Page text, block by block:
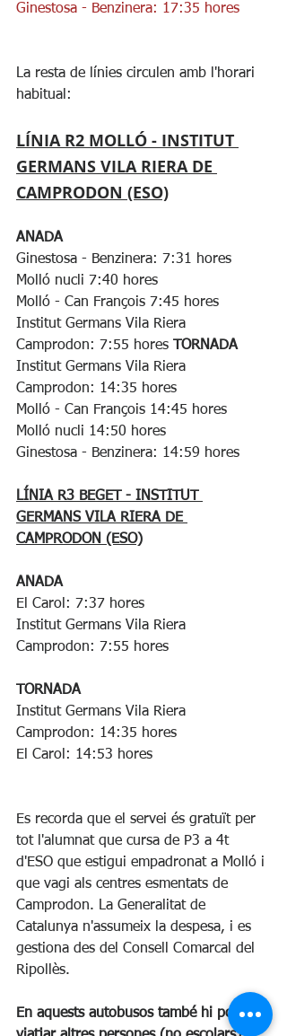
Ginestosa - Benzinera: 17:35 hores
La resta de línies circulen amb l'horari
habitual:
LÍNIA R2 MOLLÓ - INSTITUT
GERMANS VILA RIERA DE
CAMPRODON (ESO)
ANADA
Ginestosa - Benzinera: 7:31 hores
Molló nucli 7:40 hores
Molló - Can François 7:45 hores
Institut Germans Vila Riera
Camprodon: 7:55 hores
TORNADA
Institut Germans Vila Riera
Camprodon: 14:35 hores
Molló - Can François 14:45 hores
Molló nucli 14:50 hores
Ginestosa - Benzinera: 14:59 hores
LÍNIA R3 BEGET - INSTITUT
GERMANS VILA RIERA DE
CAMPRODON (ESO)
ANADA
El Carol: 7:37 hores
Institut Germans Vila Riera
Camprodon: 7:55 hores
TORNADA
Institut Germans Vila Riera
Camprodon: 14:35 hores
El Carol: 14:53 hores
Es recorda que el servei és gratuït per
tot l'alumnat que cursa de P3 a 4t
d'ESO que estigui empadronat a Molló i
que vagi als centres esmentats de
Camprodon. La Generalitat de
Catalunya n'assumeix la despesa, i es
gestiona des del Consell Comarcal del
Ripollès.
En aquests autobusos també hi poden